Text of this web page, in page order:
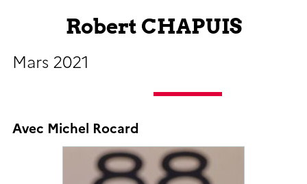
Robert CHAPUIS
Mars 2021
Avec Michel Rocard